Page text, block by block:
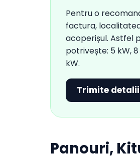
Pentru o
factura,
acoperișul. Astfel
potrivește: 5 kW, 8
kW.
Trimite
Panouri,